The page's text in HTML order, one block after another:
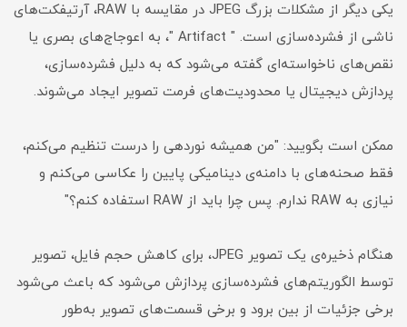
یکی دیگر از مشکلات بزرگ JPEG در مقایسه با RAW، آرتیفکت‌های
ناشی از فشرده‌سازی است. " Artifact "، به اعوجاج‌های بصری یا
نقص‌های ناخواسته‌ای گفته می‌شود که به دلیل فشرده‌سازی،
پردازش دیجیتال یا محدودیت‌های فرمت تصویر ایجاد می‌شوند.
ممکن است بگویید: "من همیشه نوردهی را درست تنظیم می‌کنم،
فقط صحنه‌های با دامنه‌ی دینامیکی پایین را عکاسی می‌کنم و
نیازی به RAW ندارم. پس چرا باید از RAW استفاده کنم؟"
هنگام ذخیره‌ی یک تصویر JPEG، برای کاهش حجم فایل، تصویر
توسط الگوریتم‌های فشرده‌سازی پردازش می‌شود که باعث می‌شود
برخی جزئیات از بین برود و برخی قسمت‌های تصویر به‌طور